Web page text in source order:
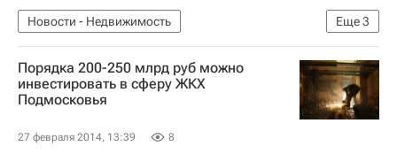
Еще3
Новости - Недвижимость
Загородная недвижимость
Московская область (Подмосковье)
Россия
Порядка 200-250 млрд руб можно
инвестировать в сферу ЖКХ
Подмосковья
27 февраля 2014, 13:39 8